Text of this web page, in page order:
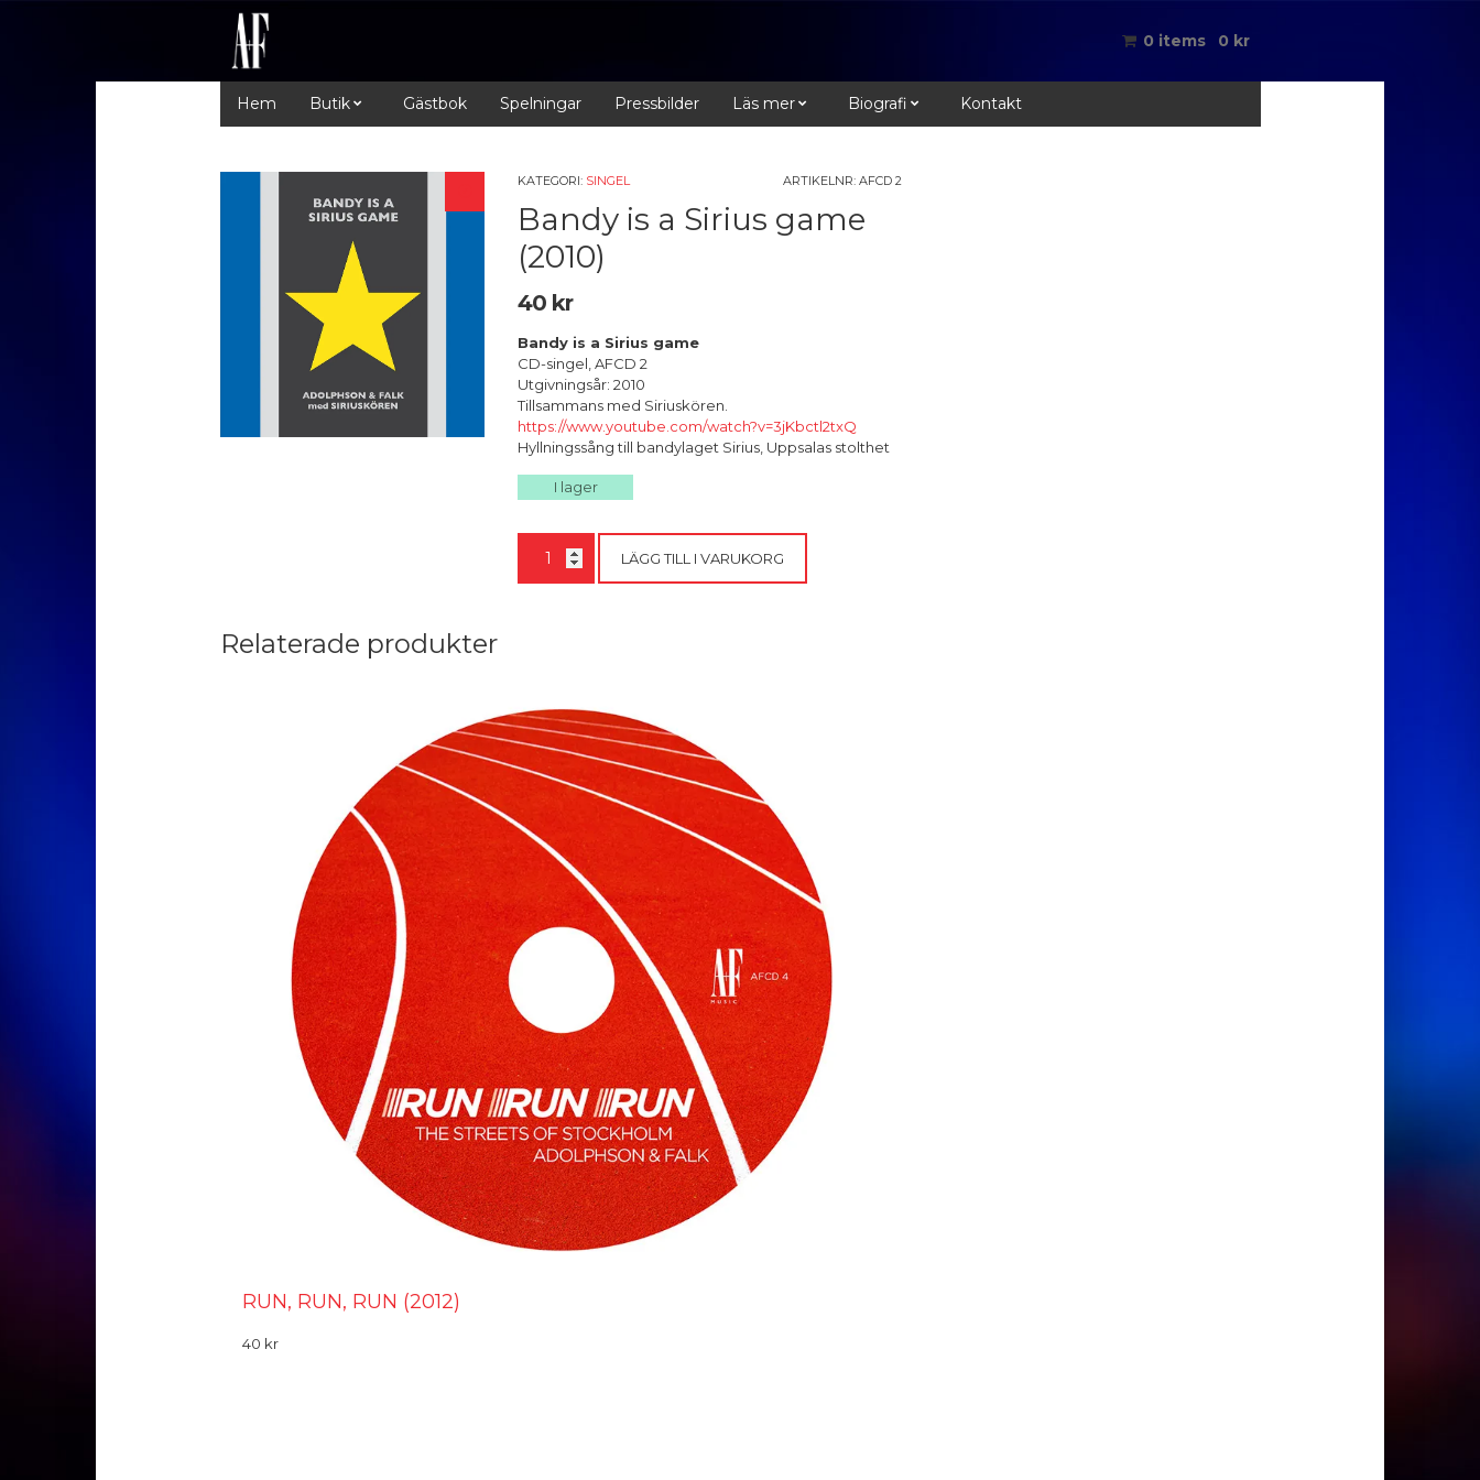
0 items 0 kr
Hem Butik Gästbok Spelningar Pressbilder Läs mer Biografi Kontakt
ARTIKELNR:AFCD 2
KATEGORI: SINGEL
Bandy is a Sirius game
(2010)
40 kr
Bandy is a Sirius game
CD-singel, AFCD 2
Utgivningsår: 2010
Tillsammans med Siriuskören.
https://www.youtube.com/watch?v=3jKbctl2txQ
Hyllningssång till bandylaget Sirius, Uppsalas stolthet
I lager
a
LÄGG TILL I VARUKORG
Relaterade produkter
RUN, RUN, RUN (2012)
40 kr